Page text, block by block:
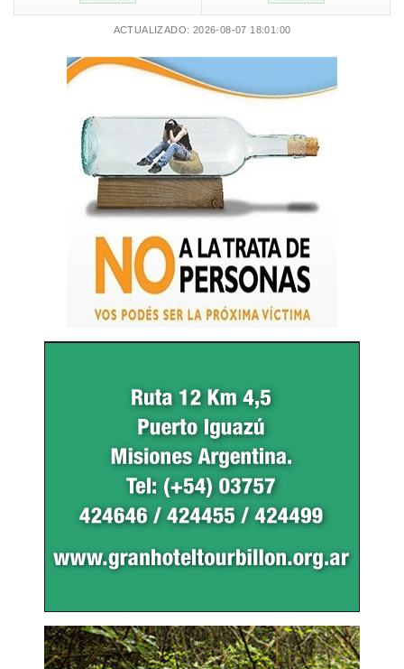
ACTUALIZADO: 2026-08-07 18:01:00